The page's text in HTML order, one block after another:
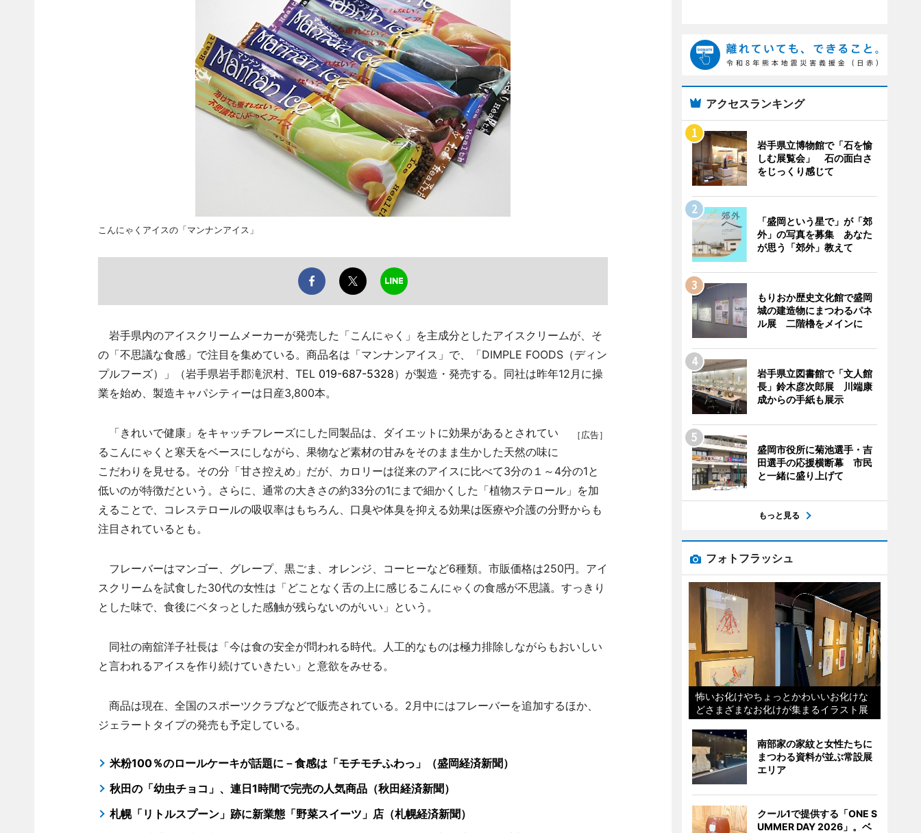
こんにゃくアイスの「マンナンアイス」
岩手県内のアイスクリームメーカーが発売した「こんにゃく」を主成分としたアイスクリームが、そ
の「不思議な食感」で注目を集めている。商品名は「マンナンアイス」で、「DIMPLE FOODS（ディン
プルフーズ）」（岩手県岩手郡滝沢村、TEL 019-687-5328）が製造・発売する。同社は昨年12月に操
業を始め、製造キャパシティーは日産3,800本。
［広告］
「きれいで健康」をキャッチフレーズにした同製品は、ダイエットに効果があるとされてい
るこんにゃくと寒天をベースにしながら、果物など素材の甘みをそのまま生かした天然の味に
こだわりを見せる。その分「甘さ控えめ」だが、カロリーは従来のアイスに比べて3分の１～4分の1と
低いのが特徴だという。さらに、通常の大きさの約33分の1にまで細かくした「植物ステロール」を加
えることで、コレステロールの吸収率はもちろん、口臭や体臭を抑える効果は医療や介護の分野からも
注目されているとも。
フレーバーはマンゴー、グレープ、黒ごま、オレンジ、コーヒーなど6種類。市販価格は250円。アイ
スクリームを試食した30代の女性は「どことなく舌の上に感じるこんにゃくの食感が不思議。すっきり
とした味で、食後にベタっとした感触が残らないのがいい」という。
同社の南舘洋子社長は「今は食の安全が問われる時代。人工的なものは極力排除しながらもおいしい
と言われるアイスを作り続けていきたい」と意欲をみせる。
商品は現在、全国のスポーツクラブなどで販売されている。2月中にはフレーバーを追加するほか、
ジェラートタイプの発売も予定している。
米粉100％のロールケーキが話題に－食感は「モチモチふわっ」（盛岡経済新聞）
秋田の「幼虫チョコ」、連日1時間で完売の人気商品（秋田経済新聞）
札幌「リトルスプーン」跡に新業態「野菜スイーツ」店（札幌経済新聞）
アクセスランキング
岩手県立博物館で「石を愉
しむ展覧会」 石の面白さ
をじっくり感じて
「盛岡という星で」が「郊
外」の写真を募集 あなた
が思う「郊外」教えて
もりおか歴史文化館で盛岡
城の建造物にまつわるパネ
ル展 二階櫓をメインに
岩手県立図書館で「文人館
長」鈴木彦次郎展 川端康
成からの手紙も展示
盛岡市役所に菊池選手・吉
田選手の応援横断幕 市民
と一緒に盛り上げて
もっと見る
フォトフラッシュ
怖いお化けやちょっとかわいいお化けな
どさまざまなお化けが集まるイラスト展
南部家の家紋と女性たちに
まつわる資料が並ぶ常設展
エリア
クール1で提供する「ONE S
UMMER DAY 2026」。ベ